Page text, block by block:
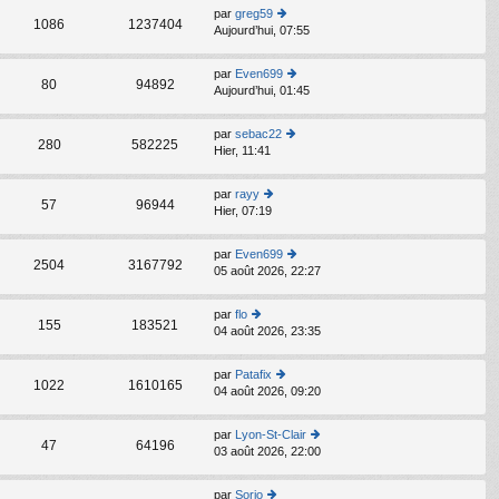
le
d
er
ni
e
s
s
1086 1237404
par greg59
o
ult
er
le
d
er
s
s
a
e
Aujourd’hui, 07:55
80 94892
par Even699
o
ult
le
er
m
e
s
a
e
Aujourd’hui, 01:45
280 582225
par sebac22
le
d
er
er
e
s
a
g
e
Hier, 11:41
57 96944
par rayy
o
ult
er
le
er
er
m
e
s
s
a
e
Hier, 07:19
2504 3167792
par Even699
o
er
le
er
er
m
e
s
05 août 2026, 22:27
155 183521
par flo
o
ult
er
le
d
er
er
04 août 2026, 23:35
1022 1610165
par Patafix
o
ult
er
le
d
04 août 2026, 09:20
47 64196
par Lyon-St-Clair
o
03 août 2026, 22:00
par Sorio